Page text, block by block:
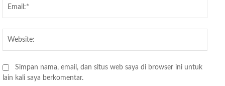
Simpan nama, email, dan situs web saya di browser ini untuk
lain kali saya berkomentar.